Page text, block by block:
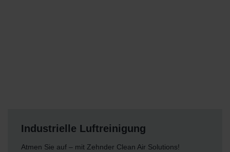
Industrielle Luftreinigung
Atmen Sie auf – mit Zehnder Clean Air Solutions!